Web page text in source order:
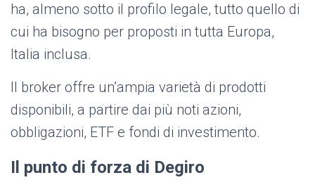
ha, almeno sotto il profilo legale, tutto quello di
cui ha bisogno per proposti in tutta Europa,
Italia inclusa.
Il broker offre un’ampia varietà di prodotti
disponibili, a partire dai più noti azioni,
obbligazioni, ETF e fondi di investimento.
Il punto di forza di Degiro